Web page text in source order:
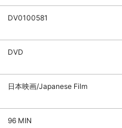
DV0100581
DVD
日本映画/Japanese Film
96 MIN